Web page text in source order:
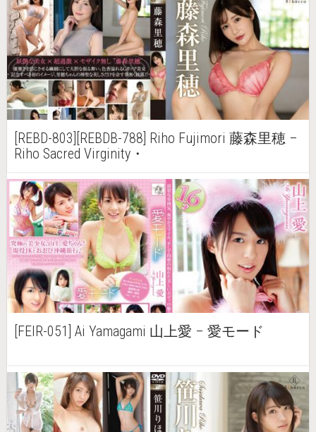
[REBD-803][REBDB-788] Riho Fujimori 藤森里穂 –
Riho Sacred Virginity・
[FEIR-051] Ai Yamagami 山上愛 – 愛モード